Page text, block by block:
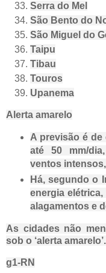
Serra do Mel
São Bento do
São Miguel do
Taipu
Tibau
Touros
Upanema
Alerta amarelo
A previsão é de
até 50 mm/
ventos
Há, segundo o
energia
alagamentos e
As cidades não
sob o ‘alerta amarelo’.
g1-RN